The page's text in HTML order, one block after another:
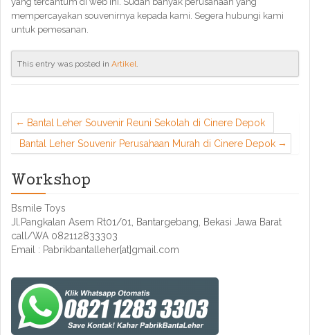
mempercayakan souvenirnya kepada kami. Segera hubungi kami
untuk pemesanan.
This entry was posted in Artikel.
Bantal Leher Souvenir Reuni Sekolah di Cinere Depok
Bantal Leher Souvenir Perusahaan Murah di Cinere Depok
Workshop
Bsmile Toys
Jl.Pangkalan Asem Rt01/01, Bantargebang, Bekasi Jawa Barat
call/WA 082112833303
Email : Pabrikbantalleher[at]gmail.com